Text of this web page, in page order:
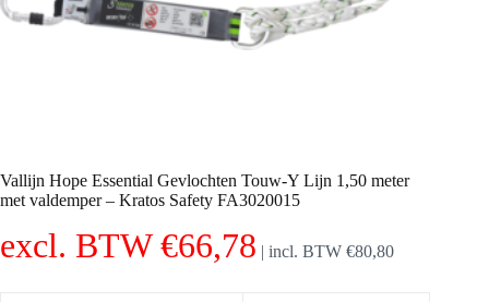
Vallijn Hope Essential Gevlochten Touw-Y Lijn 1,50 meter
met valdemper – Kratos Safety FA3020015
excl. BTW€66,78 | incl. BTW €80,80